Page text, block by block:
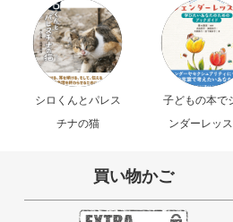
シロくんとパレス
チナの猫
子どもの本で
ンダーレッ
買い物かご